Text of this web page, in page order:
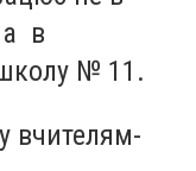
а в
№ 11.
вчителям-